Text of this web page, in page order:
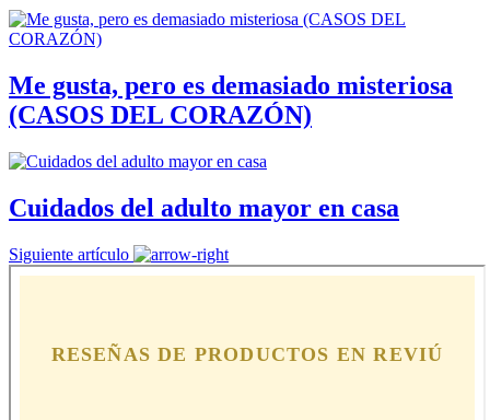
Me gusta, pero es demasiado misteriosa
(CASOS DEL CORAZÓN)
Cuidados del adulto mayor en casa
Siguiente artículo